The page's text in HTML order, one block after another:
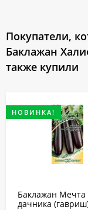
Покупатели,
Баклажан
также купили
НОВИНКА!
Баклажан Мечта
дачника